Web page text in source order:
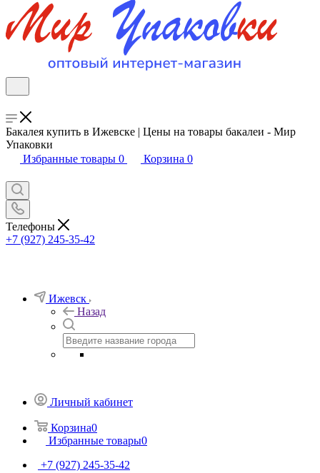
Бакалея купить в Ижевске | Цены на товары бакалеи - Мир
Упаковки
Избранные товары 0 Корзина 0
Телефоны
+7 (927) 245-35-42
Ижевск
Назад
Личный кабинет
Корзина0
Избранные товары0
+7 (927) 245-35-42